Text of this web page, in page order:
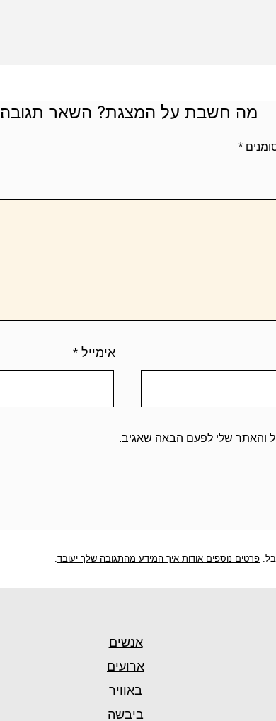
מה חשבת על המצגת? השאר תגובה׃
*
אימייל *
והאתר שלי לפעם הבאה שאגיב.
פרטים נוספים אודות איך המידע מהתגובה שלך יעובד.
אנשים
ארועים
באוויר
ביבשה